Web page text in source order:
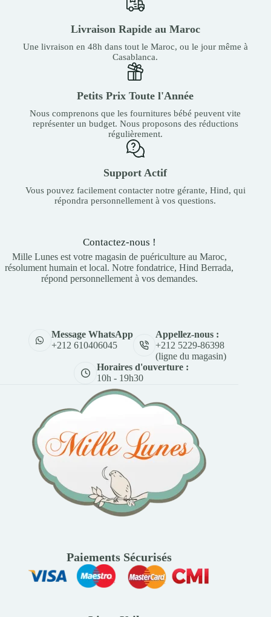
Livraison Rapide au Maroc
Une livraison en 48h dans tout le Maroc, ou le jour même à
Casablanca.
Petits Prix Toute l'Année
Nous comprenons que les fournitures bébé peuvent vite
représenter un budget. Nous proposons des réductions
régulièrement.
Support Actif
Vous pouvez facilement contacter notre gérante, Hind, qui
répondra personnellement à vos questions.
Contactez-nous !
Mille Lunes est votre magasin de puériculture au Maroc,
résolument humain et local. Notre fondatrice, Hind Berrada,
répond personnellement à vos demandes.
Message WhatsApp
+212 610406045
Appellez-nous :
+212 5229-86398
(ligne du magasin)
Horaires d'ouverture :
10h - 19h30
Paiements Sécurisés